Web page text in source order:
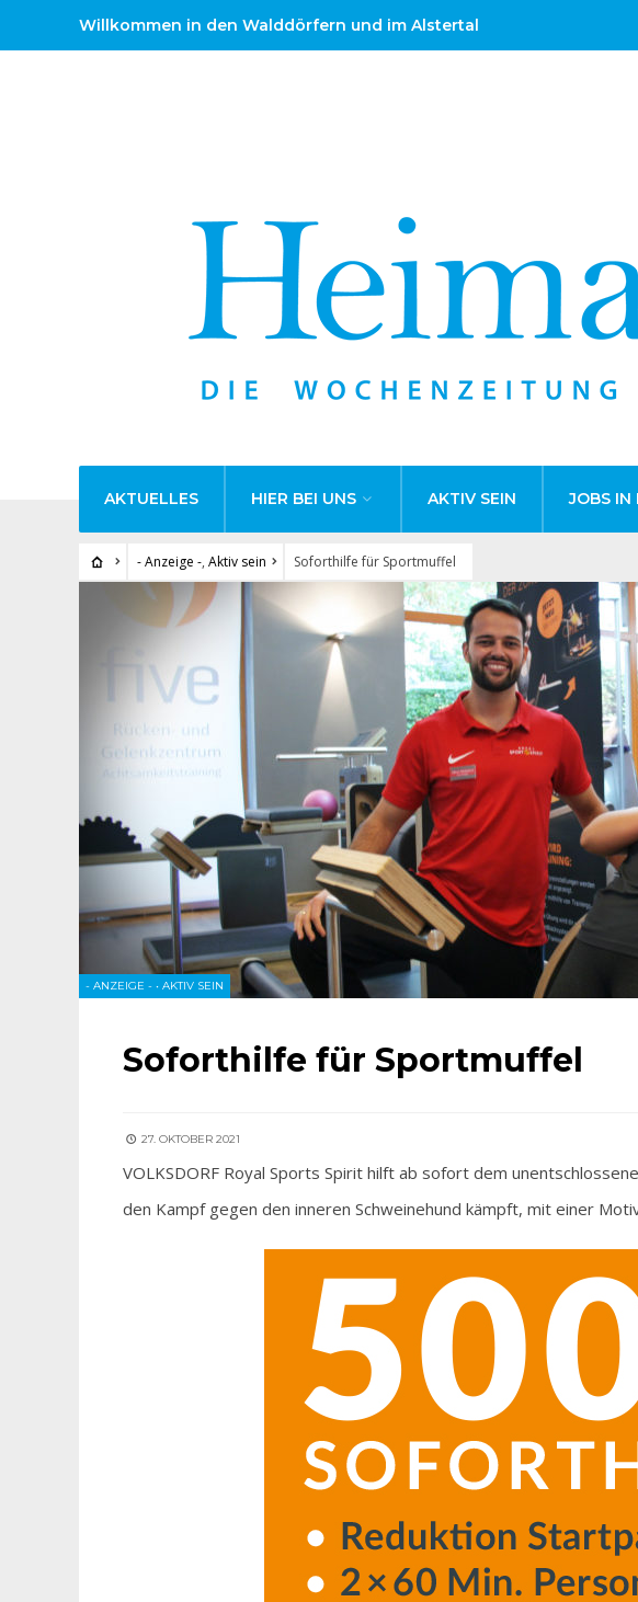
Willkommen in den Walddörfern und im Alstertal
AKTUELLES HIER BEI UNS AKTIV SEIN JOBS IN
- Anzeige -, Aktiv sein Soforthilfe für Sportmuffel
- ANZEIGE - • AKTIV SEIN
Soforthilfe für Sportmuffel
27. OKTOBER 2021
VOLKSDORF Royal Sports Spirit hilft ab sofort dem
den Kampf gegen den inneren Schweinehund kämpft, mit einer